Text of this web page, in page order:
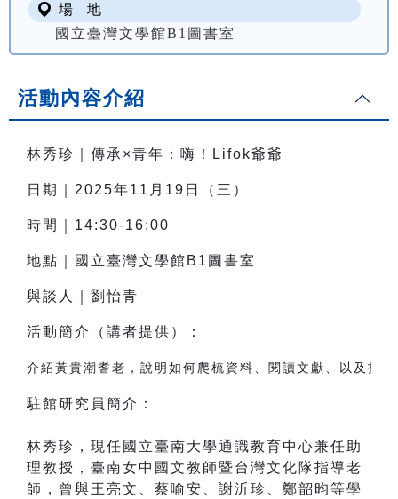
場 地
國立臺灣文學館B1圖書室
活動內容介紹
林秀珍｜傳承×青年：嗨！Lifok爺爺
日期｜2025年11月19日（三）
時間｜14:30-16:00
地點｜國立臺灣文學館B1圖書室
與談人｜ 劉怡青
活動簡介（講者提供）：
介紹黃貴潮耆老，說明如何爬梳資料、閱讀文獻、以及找
駐館研究員簡介：
林秀珍，現任國立臺南大學通識教育中心兼任助
理教授，臺南女中國文教師暨台灣文化隊指導老
師，曾與王亮文、蔡喻安、謝沂珍、鄭韶昀等學